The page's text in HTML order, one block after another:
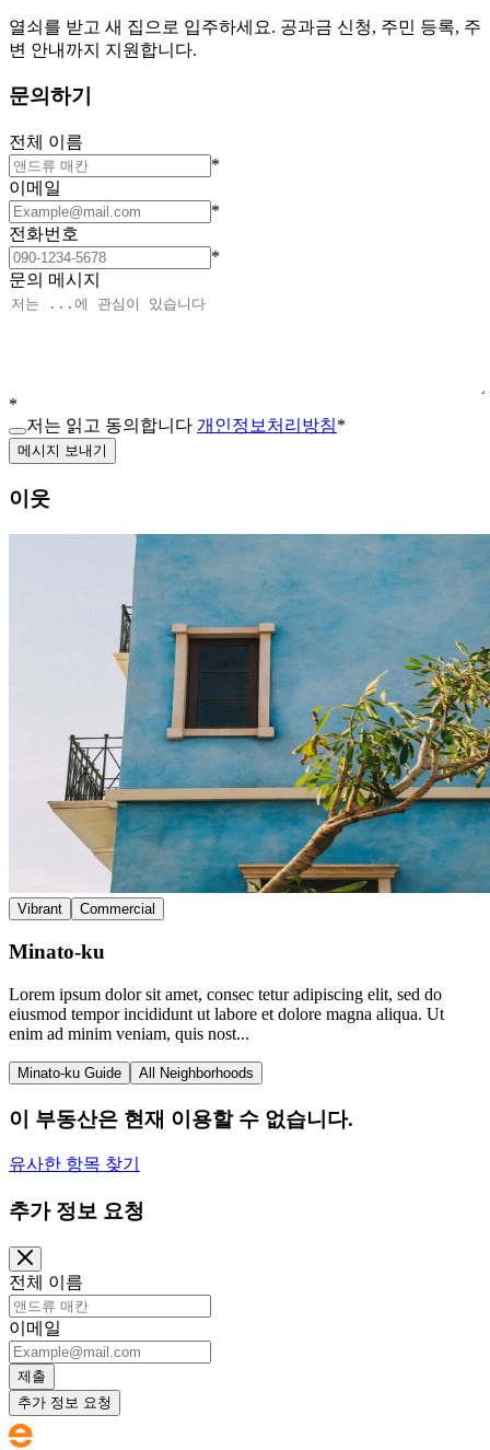
열쇠를 받고 새 집으로 입주하세요. 공과금 신청, 주민 등록, 주
변 안내까지 지원합니다.
문의하기
전체 이름
*
이메일
*
전화번호
*
문의 메시지
*
저는 읽고 동의합니다 개인정보처리방침*
메시지 보내기
이웃
Vibrant Commercial
Minato-ku
Lorem ipsum dolor sit amet, consec tetur adipiscing elit, sed do
eiusmod tempor incididunt ut labore et dolore magna aliqua. Ut
enim ad minim veniam, quis nost...
Minato-ku Guide All Neighborhoods
이 부동산은 현재 이용할 수 없습니다.
유사한 항목 찾기
추가 정보 요청
전체 이름
이메일
제출
추가 정보 요청